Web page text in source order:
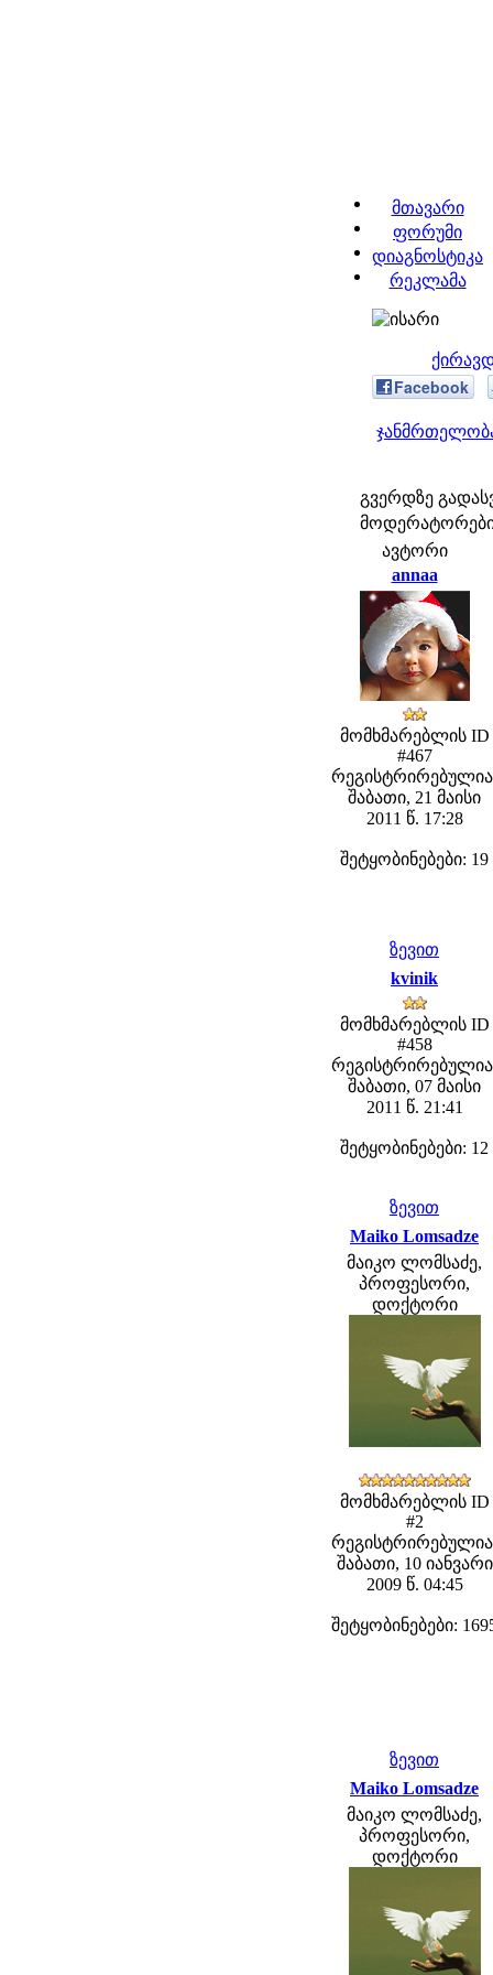
მთავარი
ფორუმი
დიაგნოსტიკა
რეკლამა
Facebook
გვერდზე
მოდერატორები:
ავტორი
annaa
მომხმარებლის ID
#467
შაბათი, 21 მაისი
2011 წ. 17:28
შეტყობინებები: 19
ზევით
kvinik
მომხმარებლის ID
#458
შაბათი, 07 მაისი
2011 წ. 21:41
შეტყობინებები: 12
ზევით
Maiko Lomsadze
მაიკო ლომსაძე,
პროფესორი,
დოქტორი
მომხმარებლის ID
#2
შაბათი, 10 იანვარი
2009 წ. 04:45
შეტყობინებები:
ზევით
Maiko Lomsadze
მაიკო ლომსაძე,
პროფესორი,
დოქტორი